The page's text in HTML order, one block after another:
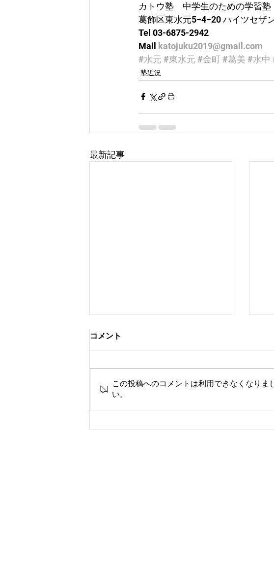
カトウ塾　中学生のための学習塾
葛飾区東水元5−4−20 ハイツセザ
Tel 03-6875-2942
Mail katojuku2019@gmail.com
#水元 #東水元 #金町#葛美 #水中
塾近況
最新記事
カトウ塾だより 2026年7月20
コメント
この投稿へのコメントは利用できなくなり
い。